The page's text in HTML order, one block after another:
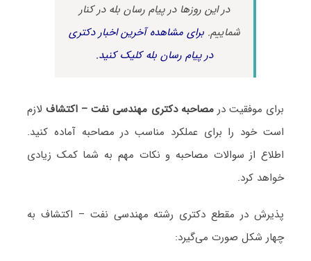
در این روزها در پیام رسان بله در کنار
شماییم.برای مشاهده آخرین اخبار دکتری
در پیام رسان بله کلیک کنید.
برای موفقیت درمصاحبه دکتری مهندسی نفت – اکتشافلازم
است خود را برای عملکرد مناسب در مصاحبه آماده کنید.
اطلاع از سوالات مصاحبه و نکات مهم به شما کمک زیادی
خواهد کرد.
پذیرش در مقطع دکتری رشته مهندسی نفت – اکتشاف به
چهار شکل صورت می‌گیرد: